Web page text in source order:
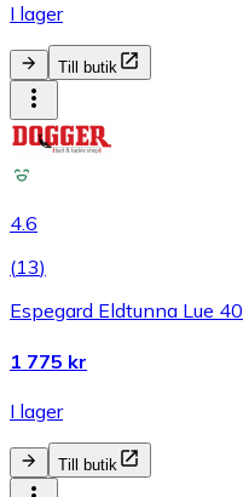
I lager
Till butik
4.6
(13)
Espegard Eldtunna Lue 40
1 775 kr
I lager
Till butik